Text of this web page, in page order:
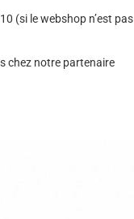
(si le webshop n’est pas
chez notre partenaire